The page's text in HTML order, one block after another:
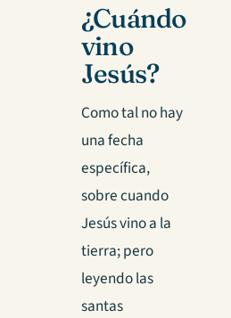
¿Cuándo
vino
Jesús?
Como tal no hay
una fecha
específica,
sobre cuando
Jesús vino a la
tierra; pero
leyendo las
santas